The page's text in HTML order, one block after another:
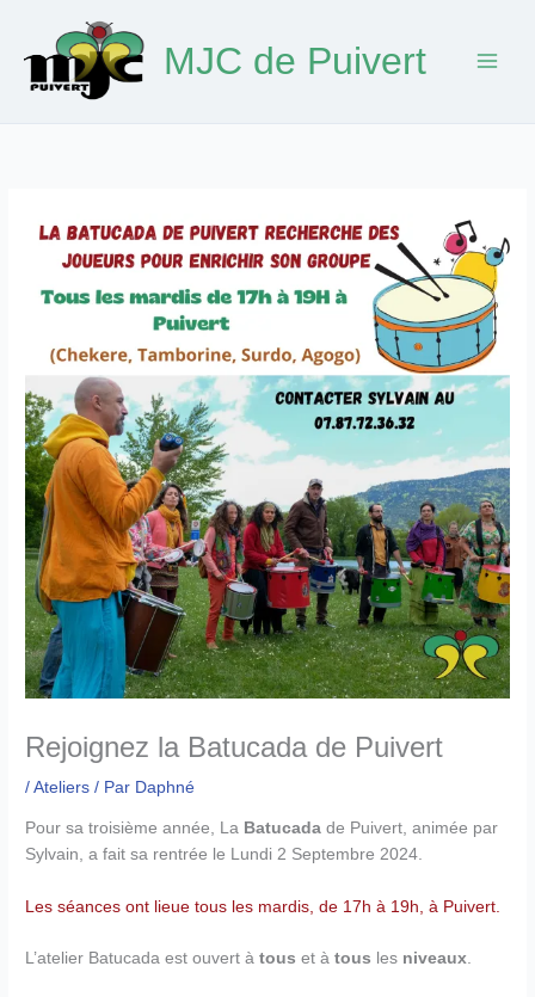
contenu
MJC de Puivert
Rejoignez la Batucada de Puivert
/Ateliers / Par Daphné
Pour sa troisième année, La Batucadade Puivert, animée par
Sylvain, a fait sa rentrée le Lundi 2 Septembre 2024.
Les séances ont lieue tous les mardis, de 17h à 19h, à Puivert.
L’atelier Batucada est ouvert àtouset àtous les niveaux.